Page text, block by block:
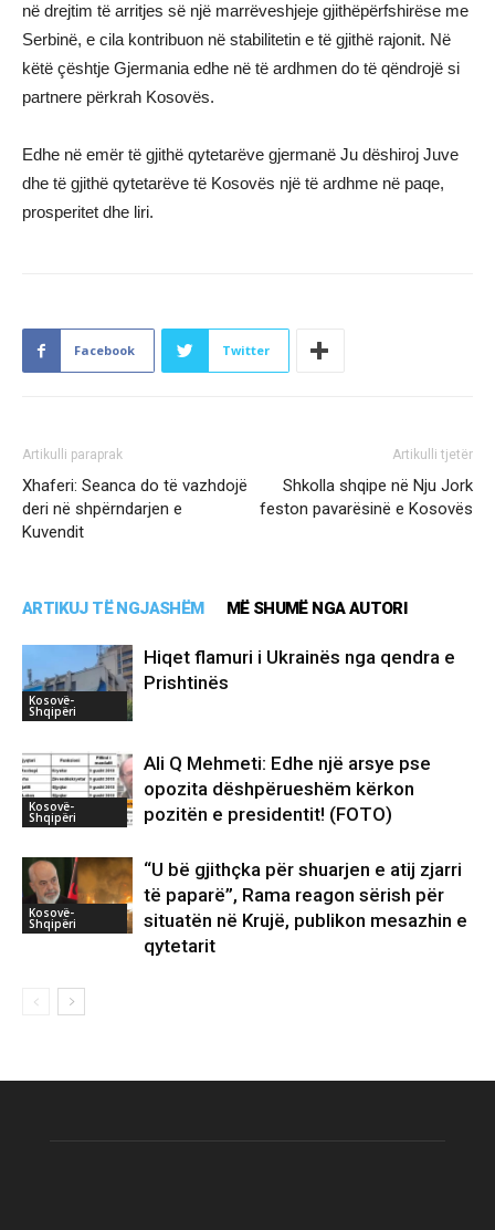
në drejtim të arritjes së një marrëveshjeje gjithëpërfshirëse me
Serbinë, e cila kontribuon në stabilitetin e të gjithë rajonit. Në
këtë çështje Gjermania edhe në të ardhmen do të qëndrojë si
partnere përkrah Kosovës.
Edhe në emër të gjithë qytetarëve gjermanë Ju dëshiroj Juve
dhe të gjithë qytetarëve të Kosovës një të ardhme në paqe,
prosperitet dhe liri.
Facebook Twitter
Artikulli paraprak
Xhaferi: Seanca do të vazhdojë
deri në shpërndarjen e
Kuvendit
Artikulli tjetër
Shkolla shqipe në Nju Jork
feston pavarësinë e Kosovës
ARTIKUJ TË NGJASHËM MË SHUMË NGA AUTORI
Kosovë-
Shqipëri
Hiqet flamuri i Ukrainës nga qendra e
Prishtinës
Kosovë-
Shqipëri
Ali Q Mehmeti: Edhe një arsye pse
opozita dëshpërueshëm kërkon
pozitën e presidentit! (FOTO)
Kosovë-
Shqipëri
“U bë gjithçka për shuarjen e atij zjarri
të paparë”, Rama reagon sërish për
situatën në Krujë, publikon mesazhin e
qytetarit